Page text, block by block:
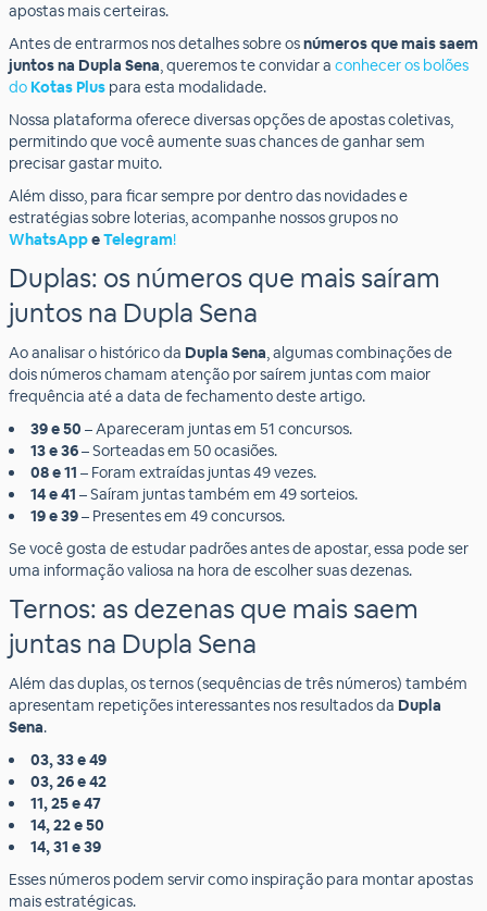
apostas mais certeiras.
Antes de entrarmos nos detalhes sobre osnúmeros que mais saem
juntos na Dupla Sena, queremos te convidar a conhecer os bolões
do Kotas Plus para esta modalidade.
Nossa plataforma oferece diversas opções de apostas coletivas,
permitindo que você aumente suas chances de ganhar sem
precisar gastar muito.
Além disso, para ficar sempre por dentro das novidades e
estratégias sobre loterias, acompanhe nossos grupos no
WhatsAppeTelegram!
Duplas: os números que mais saíram
juntos na Dupla Sena
Ao analisar o histórico da Dupla Sena, algumas combinações de
dois números chamam atenção por saírem juntas com maior
frequência até a data de fechamento deste artigo.
39 e 50 – Apareceram juntas em 51 concursos.
13 e 36– Sorteadas em 50 ocasiões.
08 e 11 – Foram extraídas juntas 49 vezes.
14 e 41 – Saíram juntas também em 49 sorteios.
19 e 39– Presentes em 49 concursos.
Se você gosta de estudar padrões antes de apostar, essa pode ser
uma informação valiosa na hora de escolher suas dezenas.
Ternos: as dezenas que mais saem
juntas na Dupla Sena
Além das duplas, os ternos (sequências de três números) também
apresentam repetições interessantes nos resultados da Dupla
Sena.
03, 33 e 49
03, 26 e 42
11, 25 e 47
14, 22 e 50
14, 31 e 39
Esses números podem servir como inspiração para montar apostas
mais estratégicas.